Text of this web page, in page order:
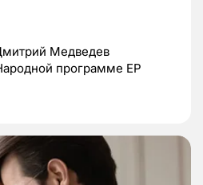
Медведев
программе ЕР